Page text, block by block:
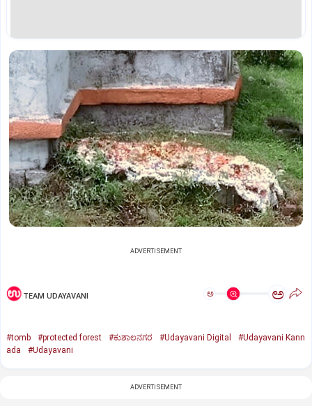
ADVERTISEMENT
TEAM UDAYAVANI ಅ ಅ
#tomb #protected forest #ಕುಶಾಲನಗರ #Udayavani Digital
#Udayavani Kann
ada
#Udayavani
ADVERTISEMENT